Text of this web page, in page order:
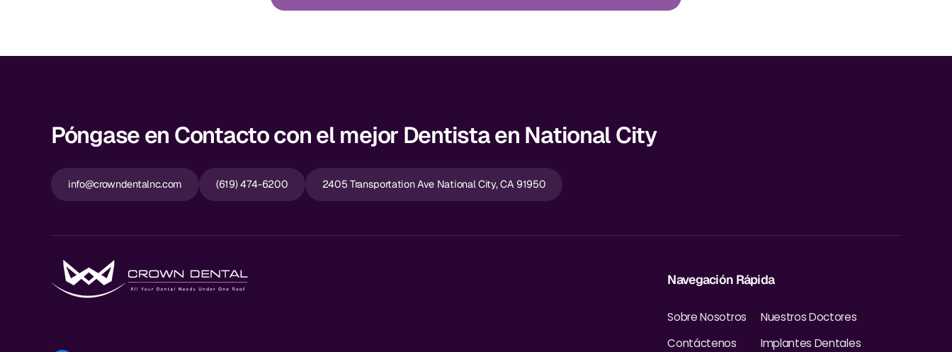
Póngase en Contacto con el mejor Dentista en National City
info@crowndentalnc.com (619) 474-6200 2405 Transportation Ave National City, CA 91950
Navegación Rápida
Sobre Nosotros
Contáctenos
Nuestros Doctores
Implantes Dentales